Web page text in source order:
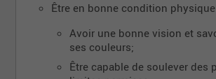
à postuler.
Les nouveaux employés sont
personne lors de l'embauche pour
l'intégration et l'apprentissage.
Être en bonne condition
Avoir une bonne vision et
ses couleurs;
Être capable de soulever des